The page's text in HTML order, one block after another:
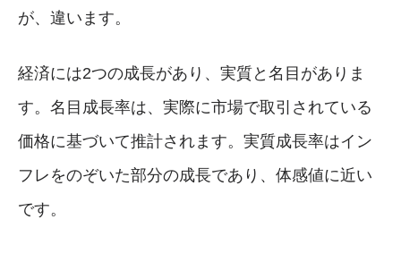
が、違います。
経済には2つの成長があり、実質と名目がありま
す。名目成長率は、実際に市場で取引されている
価格に基づいて推計されます。実質成長率はイン
フレをのぞいた部分の成長であり、体感値に近い
です。